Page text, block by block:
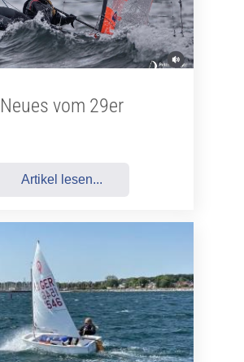
Neues vom 29er
Artikel lesen...